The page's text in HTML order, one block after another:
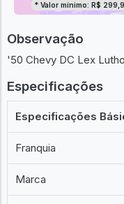
* Valor mínimo: R$
Observação
'50 Chevy DC Lex
Especificações
Especificações
Franquia
Marca